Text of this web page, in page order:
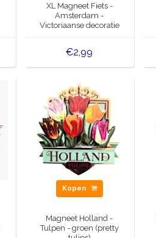
XL Magneet Fiets -
Amsterdam -
Victoriaanse decoratie
€2,99
Kopen
Magneet Holland -
Tulpen - groen (pretty